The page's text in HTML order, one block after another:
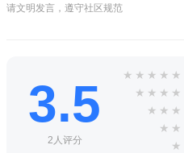
* 使用双指开合或旋转即可
* 双指一起轻扫屏幕可倾斜视
* 单指双击屏幕可放大视图
请文明发言，遵守社区规范
3.5
2人评分
★ ★ ★ ★ ★
★ ★ ★ ★
★ ★ ★
★ ★
★